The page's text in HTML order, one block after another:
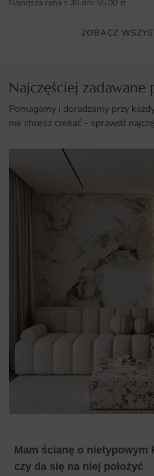
Uniwersalność zastosowania w
Najniższa cena z 30 dni: 55.00 zł
ZOBACZ
Najczęściej zadawane
Pomagamy i doradzamy przy
nie chcesz czekać – sprawdź
Mam ścianę o nietypowym
czy da się na niej położyć